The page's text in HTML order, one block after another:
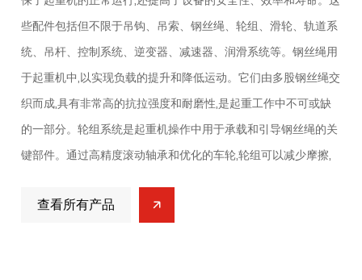
些配件包括但不限于吊钩、吊索、钢丝绳、轮组、滑轮、轨道系
统、吊杆、控制系统、逆变器、减速器、润滑系统等。钢丝绳用
于起重机中,以实现负载的提升和降低运动。它们由多股钢丝绳交
织而成,具有非常高的抗拉强度和耐磨性,是起重工作中不可或缺
的一部分。轮组系统是起重机操作中用于承载和引导钢丝绳的关
键部件。通过高精度滚动轴承和优化的车轮,轮组可以减少摩擦,
另一个核心附件,滑轮系统由多个滑轮和支架组成。其作用是改变
查看所有产品